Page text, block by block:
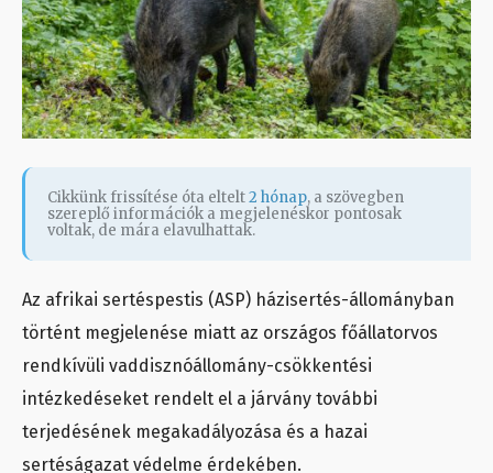
Cikkünk frissítése óta eltelt2 hónap, a szövegben
szereplő információk a megjelenéskor pontosak
voltak, de mára elavulhattak.
Az afrikai sertéspestis (ASP) házisertés-állományban
történt megjelenése miatt az országos főállatorvos
rendkívüli vaddisznóállomány-csökkentési
intézkedéseket rendelt el a járvány további
terjedésének megakadályozása és a hazai
sertéságazat védelme érdekében.